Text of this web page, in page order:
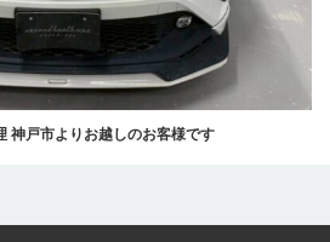
神戸市よりお越しのお客様です